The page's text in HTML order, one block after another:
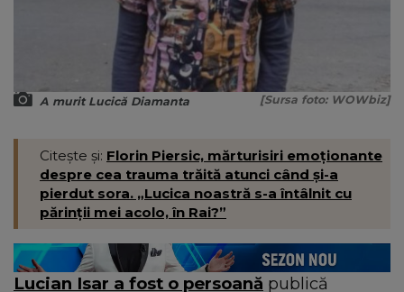
A murit Lucică Diamanta [Sursa foto: WOWbiz]
Citește și: Florin Piersic, mărturisiri emoționante
despre cea trauma trăită atunci când și-a
pierdut sora. „Lucica noastră s-a întâlnit cu
părinții mei acolo, în Rai?”
Lucian Isar a fost o persoană publică